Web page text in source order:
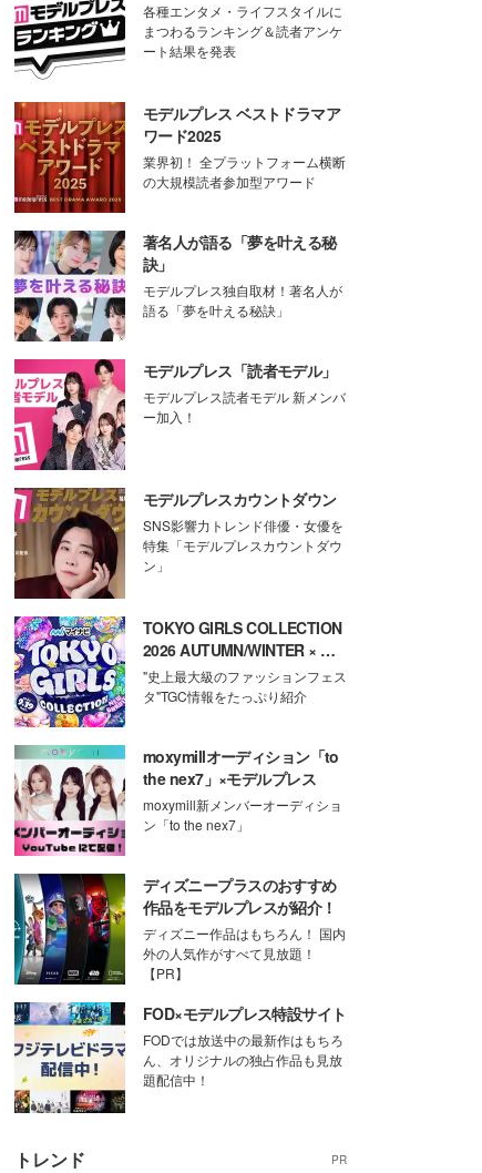
各種エンタメ・ライフスタイルに
まつわるランキング＆読者アンケ
ート結果を発表
モデルプレス ベストドラマア
ワード2025
業界初！ 全プラットフォーム横断
の大規模読者参加型アワード
著名人が語る「夢を叶える秘
訣」
モデルプレス独自取材！著名人が
語る「夢を叶える秘訣」
モデルプレス「読者モデル」
モデルプレス読者モデル 新メンバ
ー加入！
モデルプレスカウントダウン
SNS影響力トレンド俳優・女優を
特集「モデルプレスカウントダウ
ン」
TOKYO GIRLS COLLECTION
2026 AUTUMN/WINTER × モ
デルプレス
"史上最大級のファッションフェス
タ"TGC情報をたっぷり紹介
moxymillオーディション「to
the nex7」×モデルプレス
moxymill新メンバーオーディショ
ン「to the nex7」
ディズニープラスのおすすめ
作品をモデルプレスが紹介！
ディズニー作品はもちろん！ 国内
外の人気作がすべて見放題！
【PR】
FOD×モデルプレス特設サイト
FODでは放送中の最新作はもちろ
ん、オリジナルの独占作品も見放
題配信中！
トレンド PR